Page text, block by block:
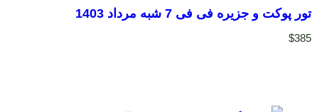
تور پوکت و جزیره فی فی 7 شبه مرداد 1403
$385